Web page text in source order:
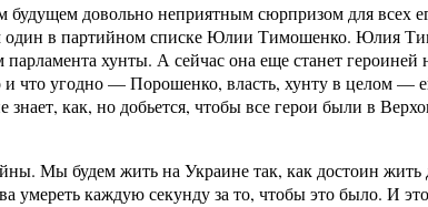
будущем довольно неприятным сюрпризом для всех
один в партийном списке Юлии Тимошенко. Юлия
хунты. А сейчас она еще станет героиней
и что угодно — Порошенко, власть, хунту в целом
как, но добьется, чтобы все герои были в
Мы будем жить на Украине так, как достоин
умереть каждую секунду за то, чтобы это было. И